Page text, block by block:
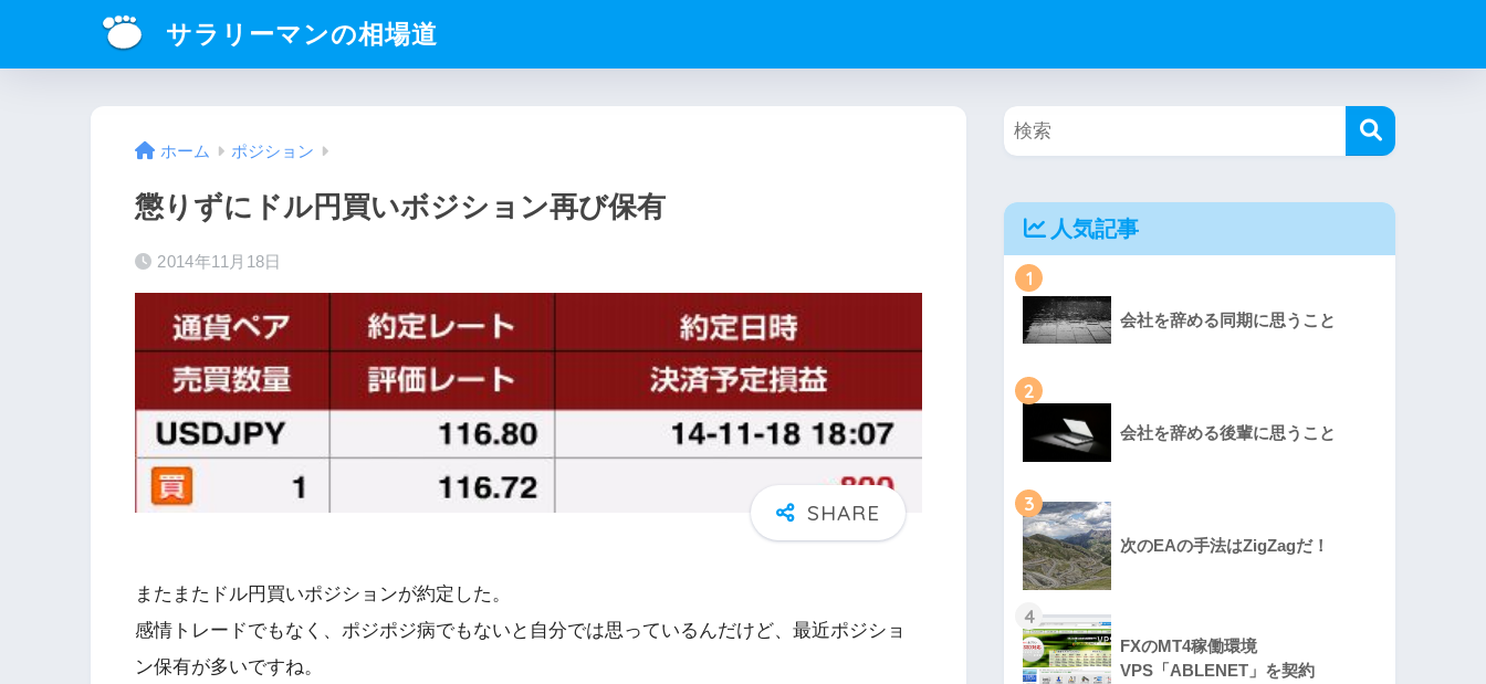
サラリーマンの相場道
ホーム ポジション
懲りずにドル円買いボジション再び保有
2014年11月18日
またまたドル円買いポジションが約定した。
感情トレードでもなく、ポジポジ病でもないと自分では思っているんだけど、最近ポジショ
ン保有が多いですね。
人気記事
1
会社を辞める同期に思うこと
2
会社を辞める後輩に思うこと
3
次のEAの手法はZigZagだ！
4
FXのMT4稼働環境
VPS「ABLENET」を契約